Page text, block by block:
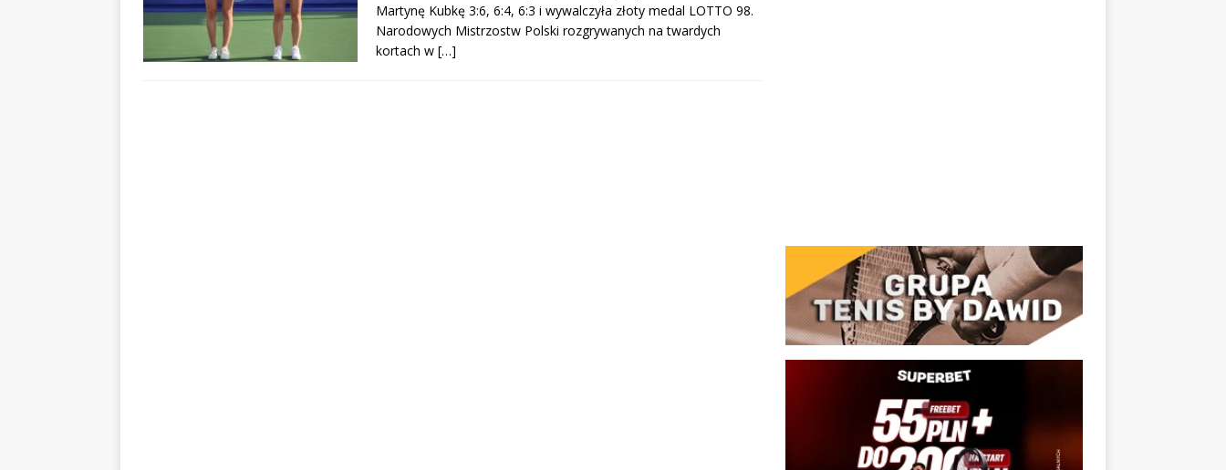
Martynę Kubkę 3:6, 6:4, 6:3 i wywalczyła złoty medal LOTTO 98.
Narodowych Mistrzostw Polski rozgrywanych na twardych
kortach w […]